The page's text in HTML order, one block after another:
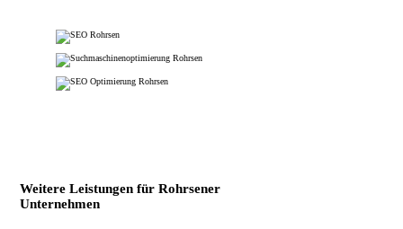
Weitere Leistungen für Rohrsener
Unternehmen